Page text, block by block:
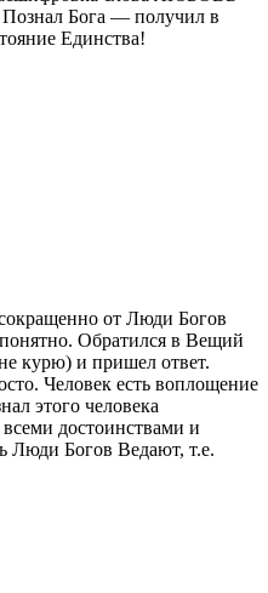
Бога — получил в
Единства!
от Люди Богов
Обратился в Вещий
курю) и пришел ответ.
Человек есть воплощение
этого человека
достоинствами и
Люди Богов Ведают, т.е.